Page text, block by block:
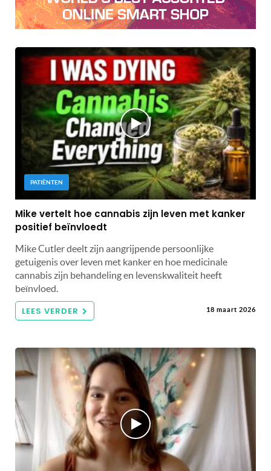
PATIËNTEN
Mike vertelt hoe cannabis zijn leven met kanker
positief beïnvloedt
Mike Cutler deelt zijn aangrijpende persoonlijke
getuigenis over leven met kanker en hoe medicinale
cannabis zijn behandeling en levenskwaliteit heeft
beïnvloed.
LEES VERDER 18 maart 2026